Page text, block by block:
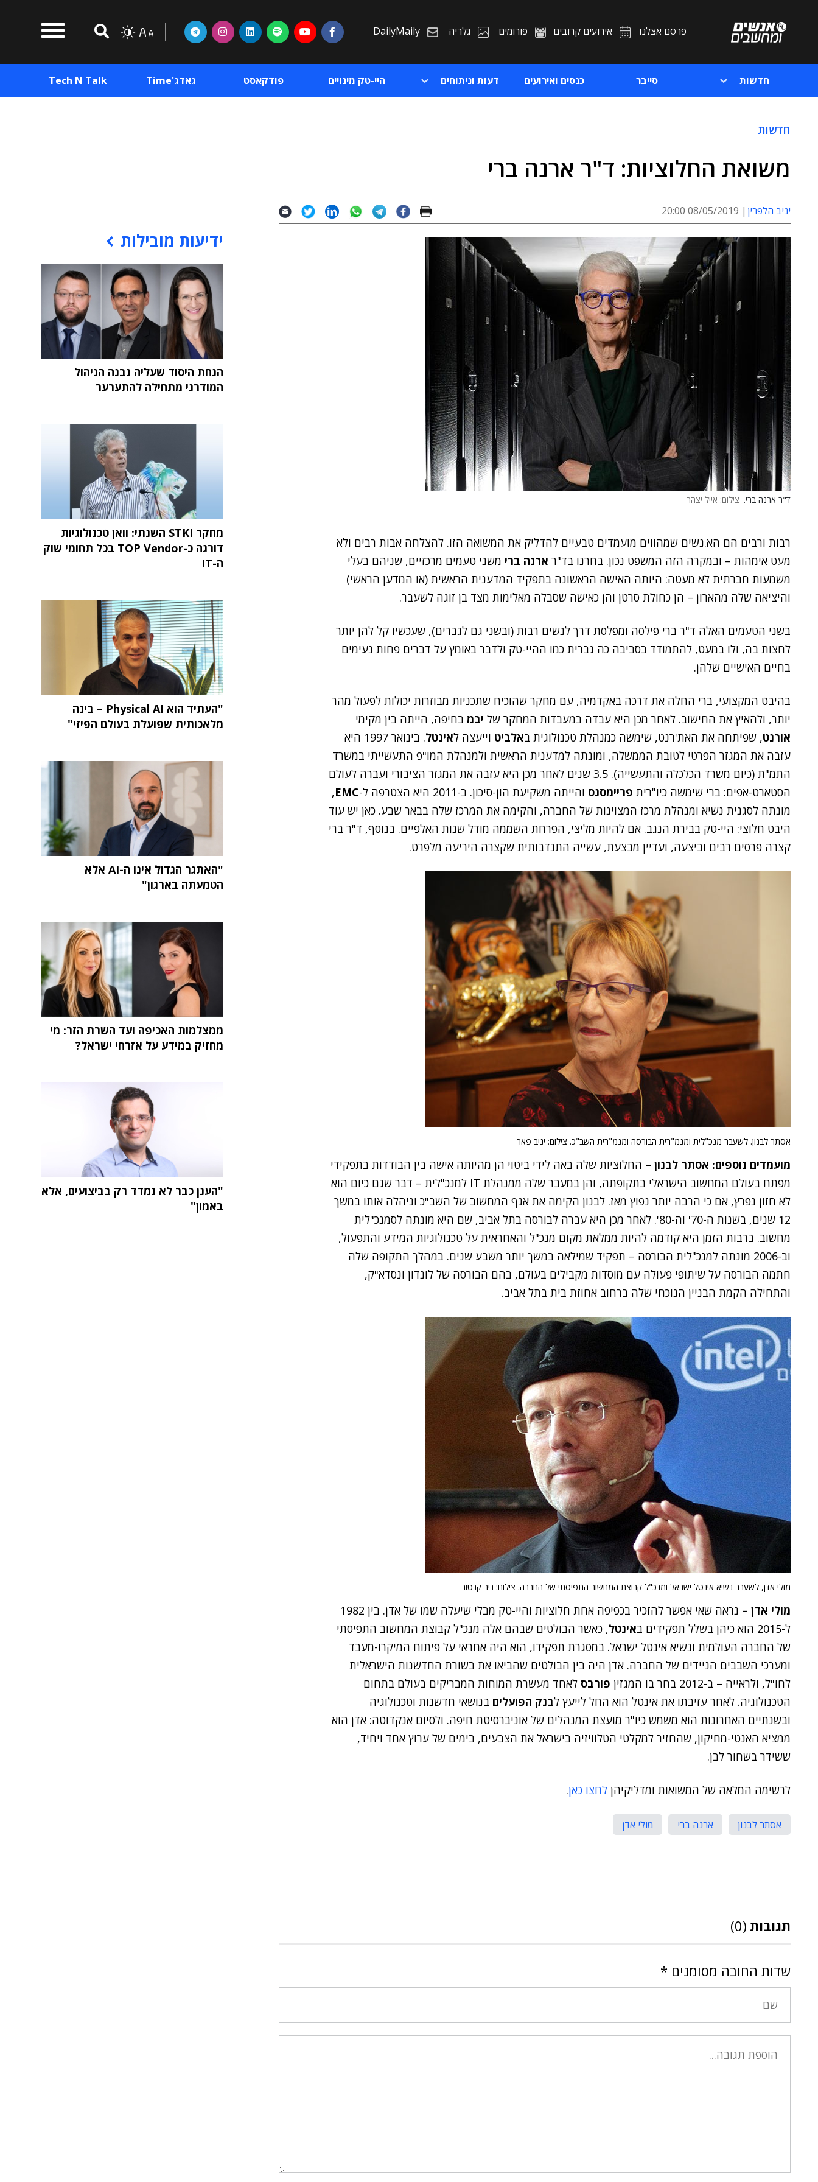
פרסם אצלנו אירועים קרובים פורומים גלריה DailyMaily
חדשות סייבר כנסים ואירועים דעות וניתוחים היי-טק מינויים פודקאסט גאדג'Time Tech N Talk
חדשות
משואת החלוציות: ד"ר ארנה ברי
יניב הלפרין 08/05/2019 20:00
ד"ר ארנה ברי. צילום: אייל יצהר
רבות ורבים הם הא.נשים שמהווים מועמדים טבעיים להדליק את המשואה הזו. להצלחה אבות רבים ולא
מעט אימהות – ובמקרה הזה המשפט נכון. בחרנו בד"ר ארנה ברי משני טעמים מרכזיים, שניהם בעלי
משמעות חברתית לא מעטה: היותה האישה הראשונה בתפקיד המדענית הראשית (או המדען הראשי)
והיציאה שלה מהארון – הן כחולת סרטן והן כאישה שסבלה מאלימות מצד בן זוגה לשעבר.
בשני הטעמים האלה ד"ר ברי פילסה ומפלסת דרך לנשים רבות (ובשני גם לגברים), שעכשיו קל להן יותר
לחצות בה, ולו במעט, להתמודד בסביבה כה גברית כמו ההיי-טק ולדבר באומץ על דברים פחות נעימים
בחיים האישיים שלהן.
בהיבט המקצועי, ברי החלה את דרכה באקדמיה, עם מחקר שהוכיח שתכניות מבוזרות יכולות לפעול מהר
יותר, ולהאיץ את החישוב. לאחר מכן היא עבדה במעבדות המחקר של יבמ בחיפה, הייתה בין מקימי
אורנט, שפיתחה את האת'רנט, שימשה כמנהלת טכנולוגית באלביט וייעצה לאינטל
. בינואר 1997 היא
עזבה את המגזר הפרטי לטובת הממשלה, ומונתה למדענית הראשית ולמנהלת המו"פ התעשייתי במשרד
התמ"ת (כיום משרד הכלכלה והתעשייה). 3.5 שנים לאחר מכן היא עזבה את המגזר הציבורי ועברה לעולם
הסטארט-אפים: ברי שימשה כיו"רית פריימסנס והייתה משקיעת הון-סיכון. ב-2011 היא הצטרפה ל- EMC
,
מונתה לסגנית נשיא ומנהלת מרכז המצוינות של החברה, והקימה את המרכז שלה בבאר שבע. כאן יש עוד
היבט חלוצי: היי-טק בבירת הנגב. אם להיות מליצי, הפרחת השממה מודל שנות האלפיים. בנוסף, ד"ר ברי
קצרה פרסים רבים וביצעה, ועדיין מבצעת, עשייה התנדבותית שקצרה היריעה מלפרט.
אסתר לבנון. לשעבר מנכ"לית ומנמ"רית הבורסה ומנמ"רית השב"כ. צילום: יניב פאר
מועמדים נוספים: אסתר לבנון – החלוציות שלה באה לידי ביטוי הן מהיותה אישה בין הבודדות בתפקידי
מפתח בעולם המחשוב הישראלי בתקופתה, והן במעבר שלה ממנהלת IT למנכ"לית – דבר שגם כיום הוא
לא חזון נפרץ, אם כי הרבה יותר נפוץ מאז. לבנון הקימה את אגף המחשוב של השב"כ וניהלה אותו במשך
12 שנים, בשנות ה-70' וה-80'. לאחר מכן היא עברה לבורסה בתל אביב, שם היא מונתה לסמנכ"לית
מחשוב. ברבות הזמן היא קודמה להיות ממלאת מקום מנכ"ל והאחראית על טכנולוגיות המידע והתפעול,
וב-2006 מונתה למנכ"לית הבורסה – תפקיד שמילאה במשך יותר משבע שנים. במהלך התקופה שלה
חתמה הבורסה על שיתופי פעולה עם מוסדות מקבילים בעולם, בהם הבורסה של לונדון ונסדא"ק,
והתחילה הקמת הבניין הנוכחי שלה ברחוב אחוזת בית בתל אביב.
מולי אדן, לשעבר נשיא אינטל ישראל ומנכ"ל קבוצת המחשוב התפיסתי של החברה. צילום: ניב קנטור
מולי אדן –
נראה שאי אפשר להזכיר בכפיפה אחת חלוציות והיי-טק מבלי שיעלה שמו של אדן. בין 1982
ל-2015 הוא כיהן בשלל תפקידים ב
אינטל, כאשר הבולטים שבהם אלה מנכ"ל קבוצת המחשוב התפיסתי
של החברה העולמית ונשיא אינטל ישראל. במסגרת תפקידו, הוא היה אחראי על פיתוח המיקרו-מעבד
ומערכי השבבים הניידים של החברה. אדן היה בין הבולטים שהביאו את בשורת החדשנות הישראלית
לחו"ל, ולראייה – ב-2012 בחר בו המגזין
פורבס לאחד מעשרת המוחות המבריקים בעולם בתחום
הטכנולוגיה. לאחר עזיבתו את אינטל הוא החל לייעץ לבנק הפועלים בנושאי חדשנות וטכנולוגיה
ובשנתיים האחרונות הוא משמש כיו"ר מועצת המנהלים של אוניברסיטת חיפה. ולסיום אנקדוטה: אדן הוא
ממציא האנטי-מחיקון, שהחזיר למקלטי הטלוויזיה בישראל את הצבעים, בימים של ערוץ אחד ויחיד,
ששידר בשחור לבן.
לרשימה המלאה של המשואות ומדליקיהן לחצו כאן.
אסתר לבנון ארנה ברי מולי אדן
תגובות (0)
שדות החובה מסומנים *
ידיעות מובילות
הנחת היסוד שעליה נבנה הניהול
המודרני מתחילה להתערער
מחקר STKI השנתי: וואן טכנולוגיות
דורגה כ-TOP Vendor בכל תחומי שוק
ה-IT
"העתיד הוא Physical AI – בינה
מלאכותית שפועלת בעולם הפיזי"
"האתגר הגדול אינו ה-AI אלא
הטמעתה בארגון"
ממצלמות האכיפה ועד השרת הזר: מי
מחזיק במידע על אזרחי ישראל?
"הענן כבר לא נמדד רק בביצועים, אלא
באמון"